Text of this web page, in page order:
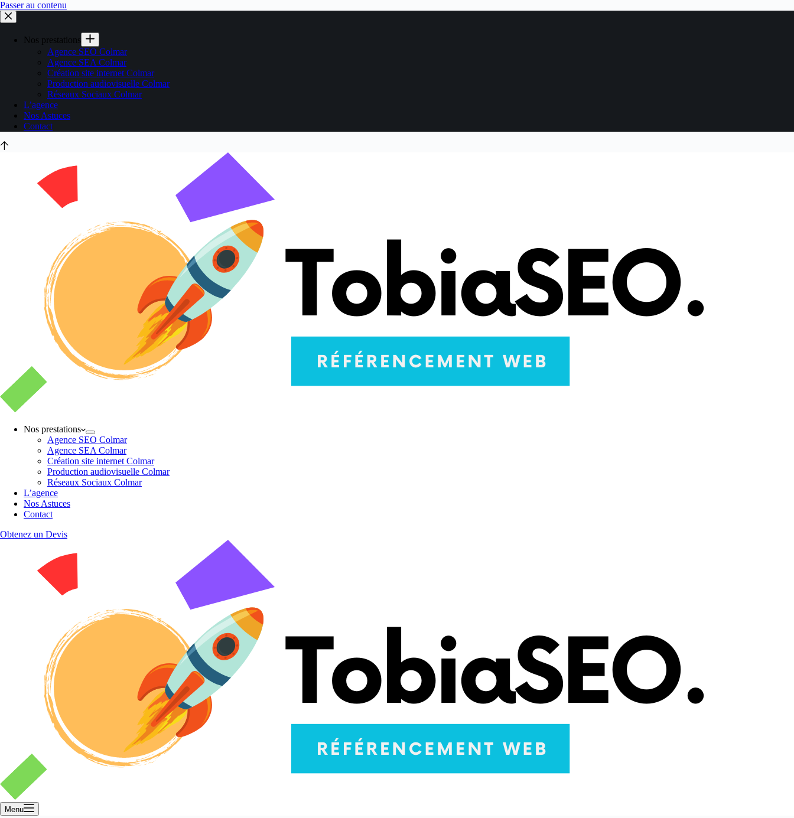
Passer au contenu
Nos prestations
Agence SEO Colmar
Agence SEA Colmar
Création site internet Colmar
Production audiovisuelle Colmar
Réseaux Sociaux Colmar
L’agence
Nos Astuces
Contact
Nos prestations
Agence SEO Colmar
Agence SEA Colmar
Création site internet Colmar
Production audiovisuelle Colmar
Réseaux Sociaux Colmar
L’agence
Nos Astuces
Contact
Obtenez un Devis
Menu